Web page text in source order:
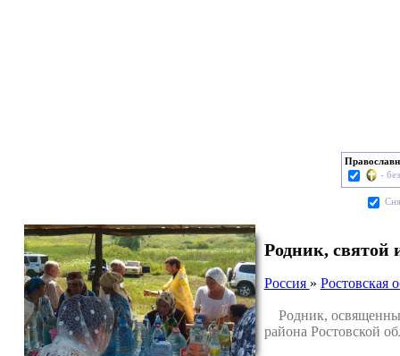
-
Родник, святой
Россия » Ростовская
Родник,
района Ростовской